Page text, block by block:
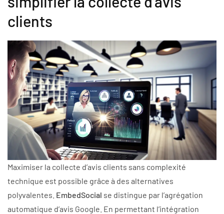
clients
Maximiser la collecte d’avis clients sans complexité
technique est possible grâce à des alternatives
polyvalentes. EmbedSocial se distingue par l’agrégation
automatique d’avis Google. En permettant l’intégration